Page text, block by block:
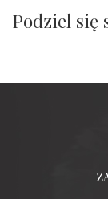
Podziel się